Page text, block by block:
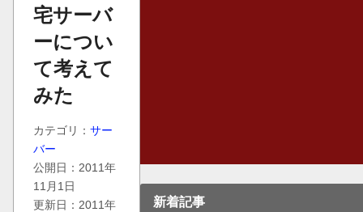
宅サーバ
ーについ
て考えて
みた
カテゴリ： サー
バー
公開日：2011年
11月1日
更新日：2011年
新着記事